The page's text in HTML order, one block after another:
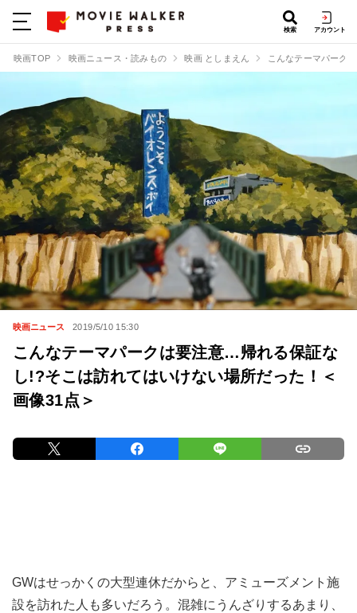
検索 アカウント
映画TOP 映画ニュース・読みもの 映画 としまえん こんなテーマパーク
映画ニュース 2019/5/10 15:30
こんなテーマパークは要注意…帰れる保証な
し!?そこは訪れてはいけない場所だった！＜
画像31点＞
GWはせっかくの大型連休だからと、アミューズメント施
設を訪れた人も多いだろう。混雑にうんざりするあまり、